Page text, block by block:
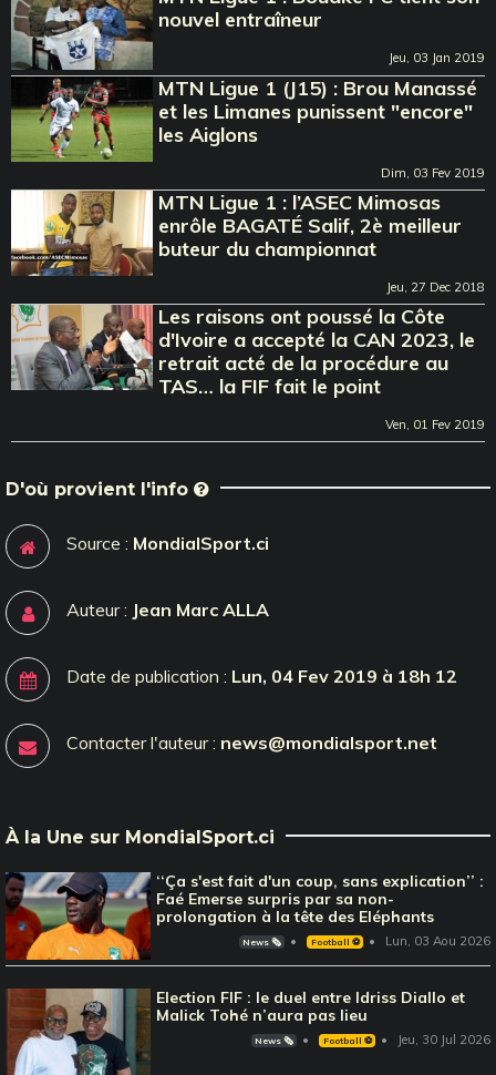
nouvel entraîneur
Jeu, 03 Jan 2019
MTN Ligue 1 (J15) : Brou Manassé
et les Limanes punissent "encore"
les Aiglons
Dim, 03 Fev 2019
MTN Ligue 1 : l’ASEC Mimosas
enrôle BAGATÉ Salif, 2è meilleur
buteur du championnat
Jeu, 27 Dec 2018
Les raisons ont poussé la Côte
d'Ivoire a accepté la CAN 2023, le
retrait acté de la procédure au
TAS… la FIF fait le point
Ven, 01 Fev 2019
D'où provient l'info
Source : MondialSport.ci
Auteur : Jean Marc ALLA
Date de publication : Lun, 04 Fev 2019 à 18h 12
Contacter l'auteur : news@mondialsport.net
À la Une sur MondialSport.ci
‘‘Ça s'est fait d'un coup, sans explication’’ :
Faé Emerse surpris par sa non-
prolongation à la tête des Eléphants
News 🗞️ Football ⚽️ Lun, 03 Aou 2026
Election FIF : le duel entre Idriss Diallo et
Malick Tohé n’aura pas lieu
News 🗞️ Football ⚽️ Jeu, 30 Jul 2026